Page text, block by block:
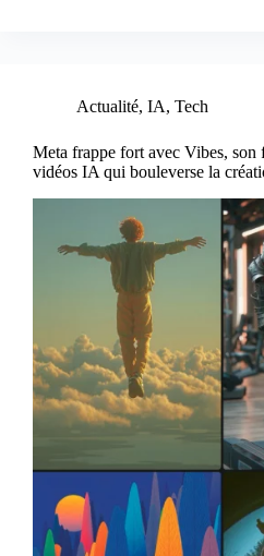
Actualité, IA, Tech
Meta frappe fort avec Vibes,
vidéos IA qui bouleverse la